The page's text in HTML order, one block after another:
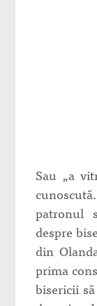
Sau „a
patronul
despre
din
prima
bisericii